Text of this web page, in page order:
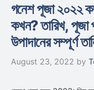
গনেশ পূজা ২০২২
কখন? তারিখ,
উপাদানের সম্পূর্ণ
August 23, 2022 by